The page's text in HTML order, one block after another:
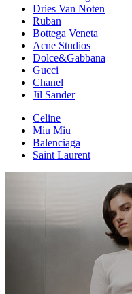
Dries Van Noten
Ruban
Bottega Veneta
Acne Studios
Dolce&Gabbana
Gucci
Chanel
Jil Sander
Celine
Miu Miu
Balenciaga
Saint Laurent